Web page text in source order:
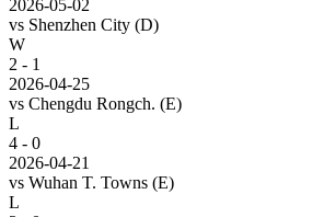
2026-05-02
vs Shenzhen City (D)
W
2 - 1
2026-04-25
vs Chengdu Rongch. (E)
L
4 - 0
2026-04-21
vs Wuhan T. Towns (E)
L